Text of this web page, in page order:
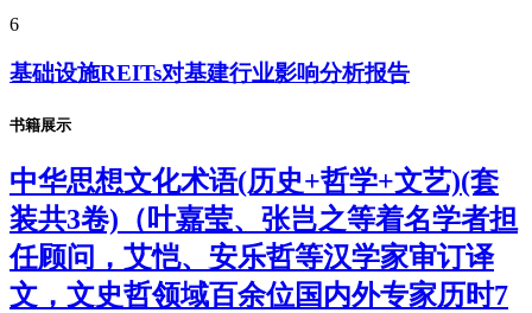
6
基础设施REITs对基建行业影响分析报告
书籍展示
中华思想文化术语(历史+哲学+文艺)(套
装共3卷)（叶嘉莹、张岂之等着名学者担
任顾问，艾恺、安乐哲等汉学家审订译
文，文史哲领域百余位国内外专家历时7